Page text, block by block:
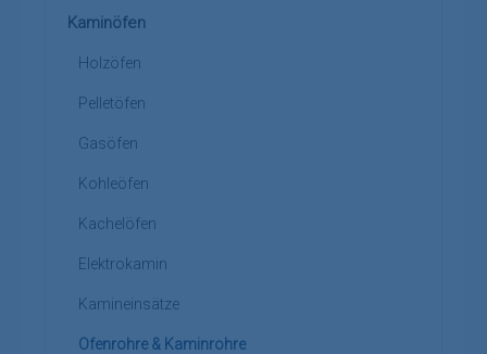
Kaminöfen
Holzöfen
Pelletöfen
Gasöfen
Kohleöfen
Kachelöfen
Elektrokamin
Kamineinsätze
Ofenrohre & Kaminrohre